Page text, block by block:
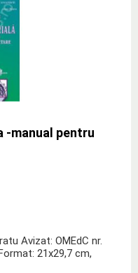
-manual pentru
Avizat: OMEdC nr.
21x29,7 cm,